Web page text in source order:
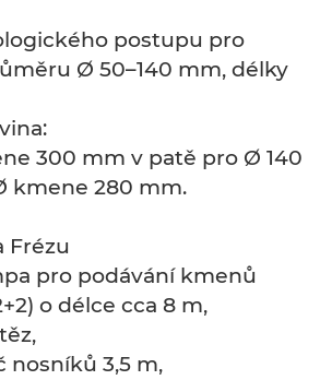
postupu pro
Ø 50–140 mm, délky
300 mm v patě pro Ø 140
kmene 280 mm.
Frézu
pro podávání kmenů
o délce cca 8 m,
nosníků 3,5 m,